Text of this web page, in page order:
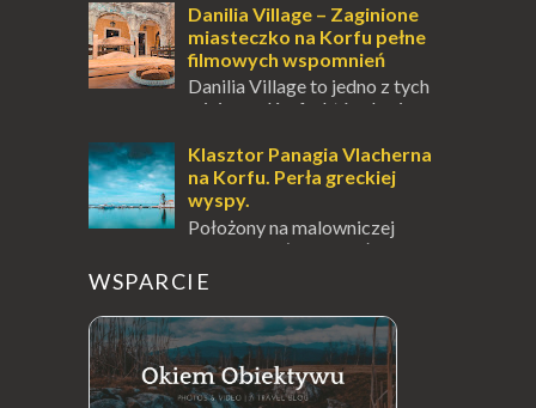
pośrodku Bałtyku? To zawsze brzmi jak
doskonał...
Danilia Village – Zaginione
miasteczko na Korfu pełne
filmowych wspomnień
Danilia Village to jedno z tych
miejsc na Korfu, które kryje w
jest doskonale znane miłośnikom f...
Klasztor Panagia Vlacherna
na Korfu. Perła greckiej
wyspy.
Położony na malowniczej
wysepce, tuż obok półwyspu
Kanoni, Święty Klasztor Panagia Vlacherna
jest jednym z najbardziej rozpoznawalnych
symbo...
WSPARCIE